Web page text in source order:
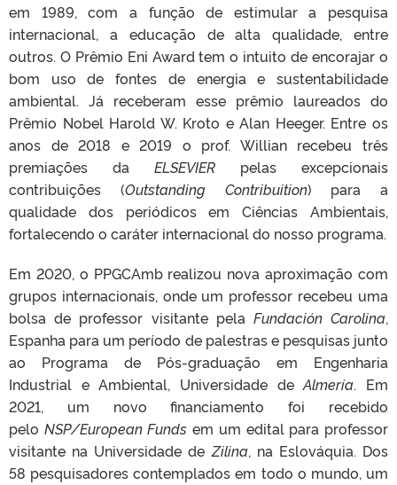
em 1989, com a função de estimular a pesquisa
internacional, a educação de alta qualidade, entre
outros. O Prêmio Eni Award tem o intuito de encorajar o
bom uso de fontes de energia e sustentabilidade
ambiental. Já receberam esse prêmio laureados do
Prêmio Nobel Harold W. Kroto e Alan Heeger. Entre os
anos de 2018 e 2019 o prof. Willian recebeu três
premiações da ELSEVIER pelas excepcionais
contribuições (Outstanding Contribuition) para a
qualidade dos periódicos em Ciências Ambientais,
fortalecendo o caráter internacional do nosso programa.
Em 2020, o PPGCAmb realizou nova aproximação com
grupos internacionais, onde um professor recebeu uma
bolsa de professor visitante pela Fundación Carolina,
Espanha para um período de palestras e pesquisas junto
ao Programa de Pós-graduação em Engenharia
Industrial e Ambiental, Universidade deAlmería. Em
2021, um novo financiamento foi recebido
pelo NSP/European Fundsem um edital para professor
visitante na Universidade deZilina, na Eslováquia. Dos
58 pesquisadores contemplados em todo o mundo, um